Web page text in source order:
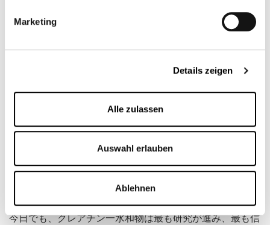
Marketing
Details zeigen
Alle zulassen
Auswahl erlauben
Ablehnen
クレアチン摂取 – カプセルとチュア
効果は変わりません。ただし、カプセルには通常750mg
しか含まれていないのに対し、錠剤には通常約1gしか含
まれていません。1日の推奨摂取量は3～5gです。
クレアチンの他の形態
今日でも、クレアチン一水和物は最も研究が進み、最も信